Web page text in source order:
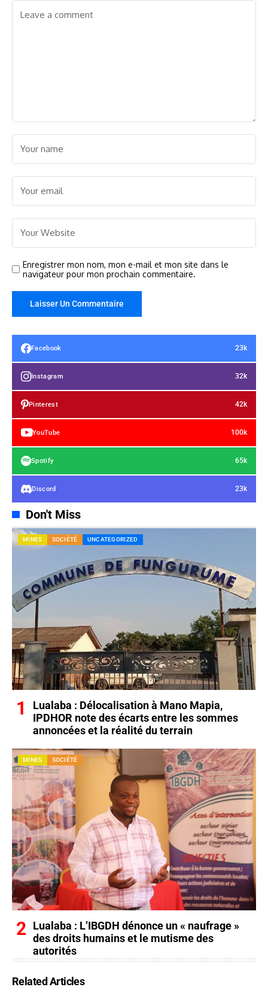
Enregistrer mon nom, mon e-mail et mon site dans le
navigateur pour mon prochain commentaire.
Facebook 23k
Instagram 32k
Pinterest 42k
YouTube 100k
Spotify 65k
Discord 23k
Don't Miss
MINES SOCIÉTÉ UNCATEGORIZED
Lualaba : Délocalisation à Mano Mapia,
IPDHOR note des écarts entre les sommes
annoncées et la réalité du terrain
MINES SOCIÉTÉ
Lualaba : L’IBGDH dénonce un « naufrage »
des droits humains et le mutisme des
autorités
Related Articles